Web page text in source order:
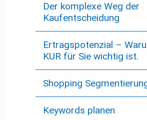
Der komplexe Weg der
Kaufentscheidung
Ertragspotenzial –
KUR für Sie wichtig ist.
Shopping
Keywords planen